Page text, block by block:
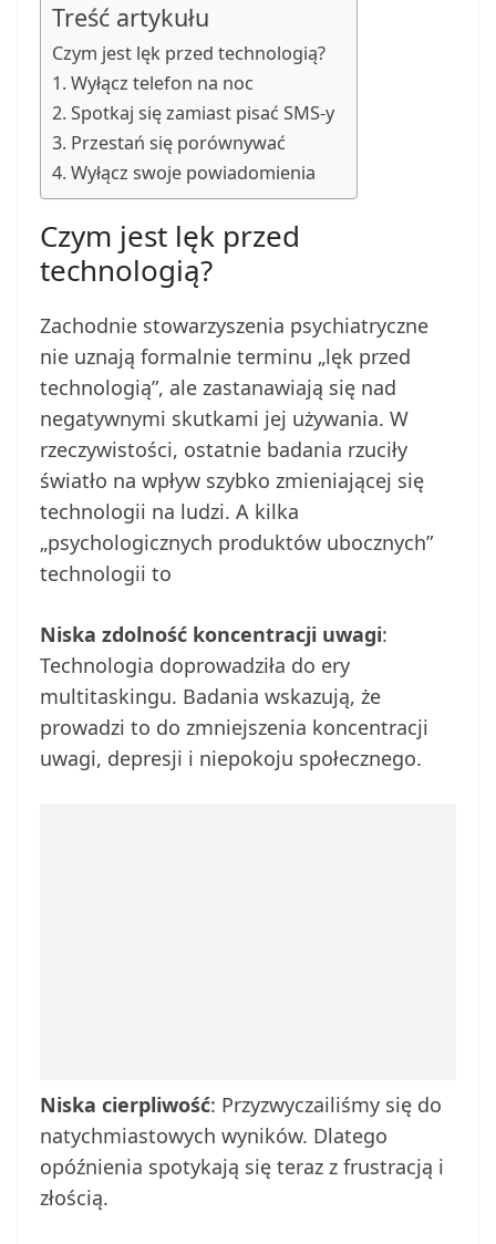
Treść artykułu
Czym jest lęk przed technologią?
1. Wyłącz telefon na noc
2. Spotkaj się zamiast pisać SMS-y
3. Przestań się porównywać
4. Wyłącz swoje powiadomienia
Czym jest lęk przed
technologią?
Zachodnie stowarzyszenia psychiatryczne
nie uznają formalnie terminu „lęk przed
technologią”, ale zastanawiają się nad
negatywnymi skutkami jej używania. W
rzeczywistości, ostatnie badania rzuciły
światło na wpływ szybko zmieniającej się
technologii na ludzi. A kilka
„psychologicznych produktów ubocznych”
technologii to
Niska zdolność koncentracji uwagi:
Technologia doprowadziła do ery
multitaskingu. Badania wskazują, że
prowadzi to do zmniejszenia koncentracji
uwagi, depresji i niepokoju społecznego.
Niska cierpliwość: Przyzwyczailiśmy się do
natychmiastowych wyników. Dlatego
opóźnienia spotykają się teraz z frustracją i
złością.